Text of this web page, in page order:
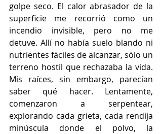
golpe seco. El calor abrasador de la
superficie me recorrió como un
incendio invisible, pero no me
detuve. Allí no había suelo blando ni
nutrientes fáciles de alcanzar, sólo un
terreno hostil que rechazaba la vida.
Mis raíces, sin embargo, parecían
saber qué hacer. Lentamente,
comenzaron a serpentear,
explorando cada grieta, cada rendija
minúscula donde el polvo, la